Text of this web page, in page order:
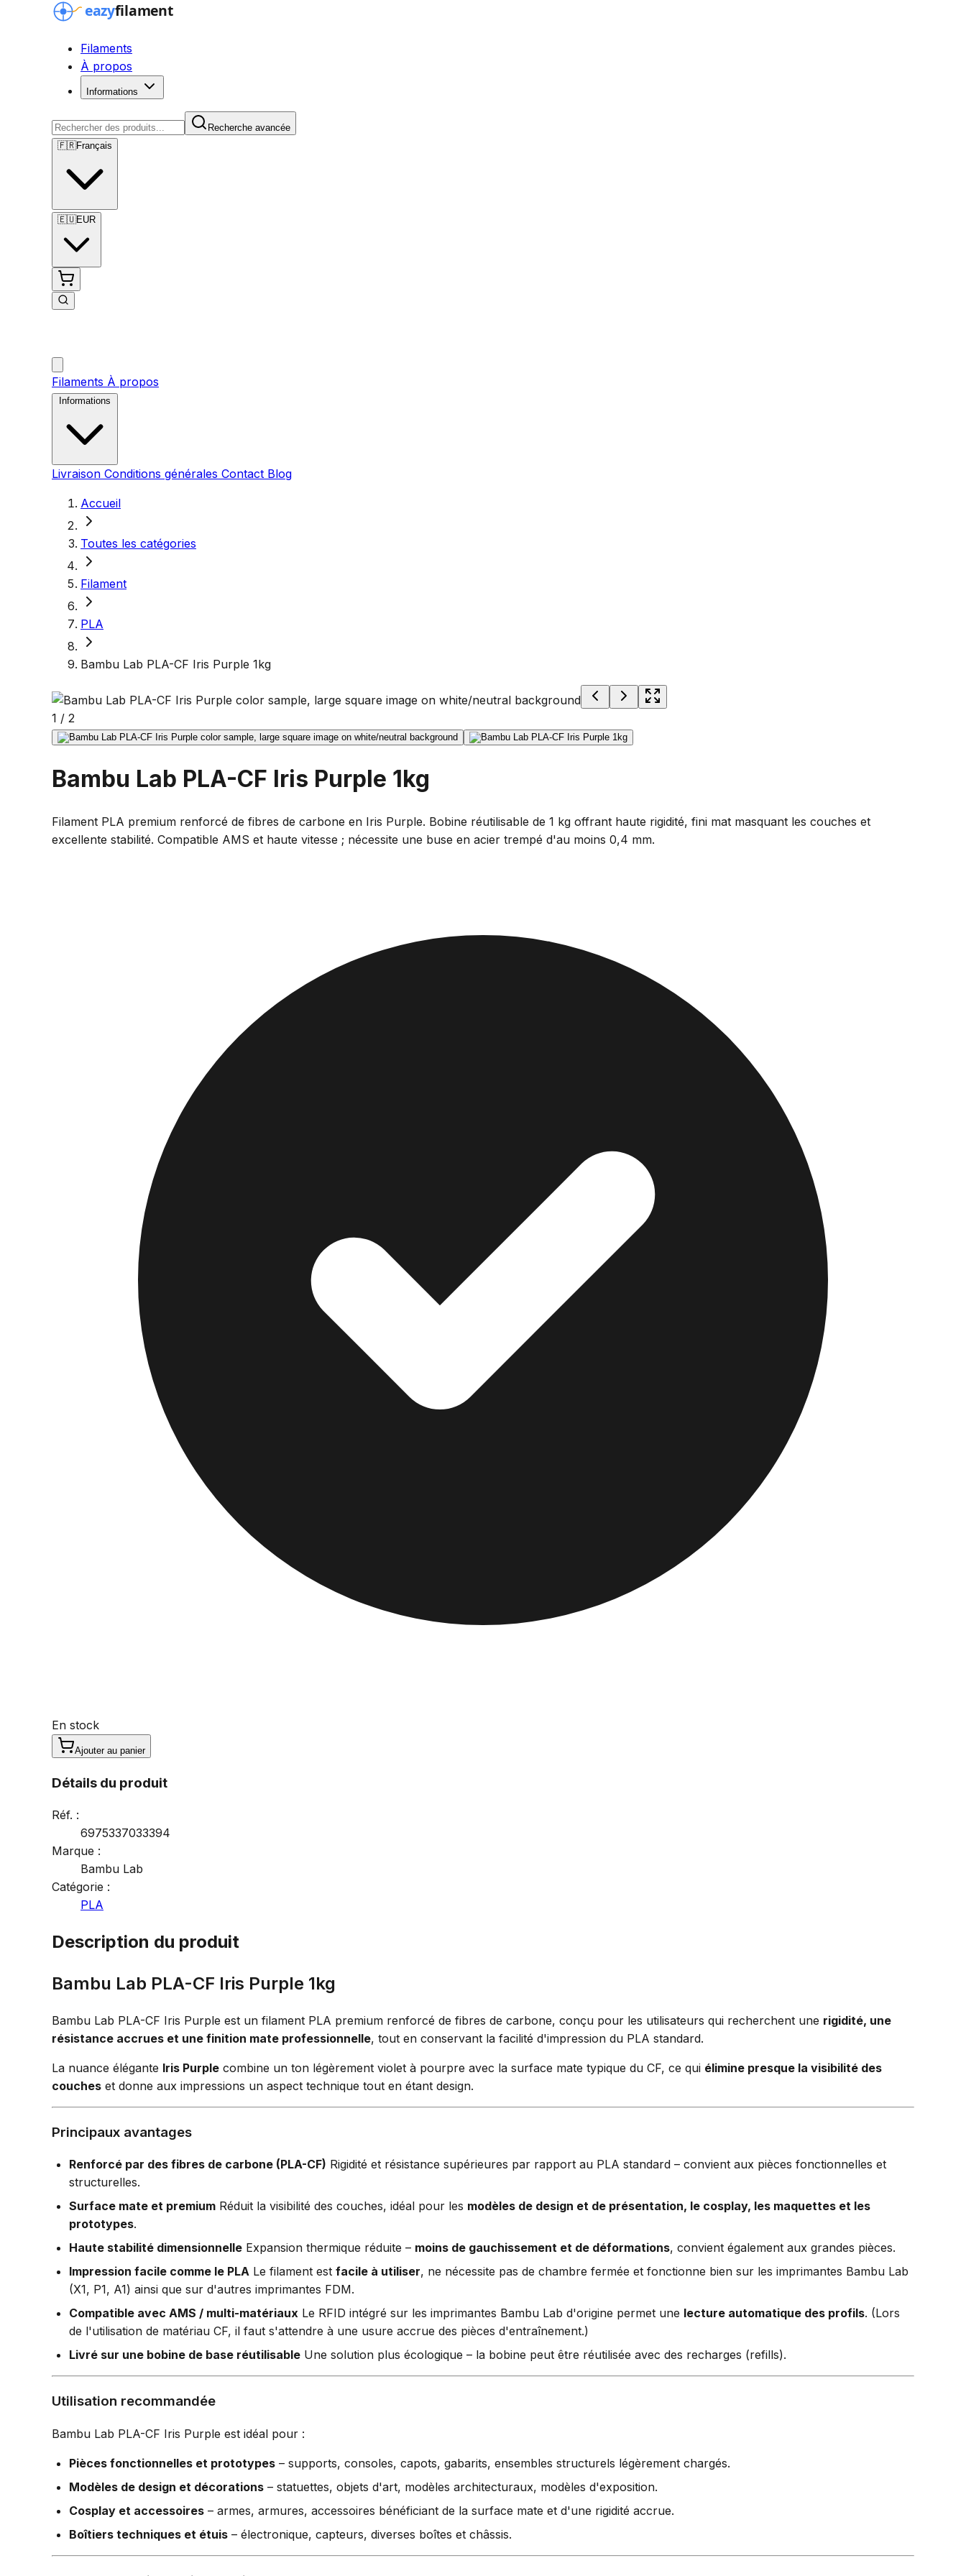
Filaments
À propos
Informations
Recherche avancée
🇫🇷Français
🇪🇺EUR
Filaments À propos
Livraison Conditions générales Contact Blog
Accueil
Toutes les catégories
Filament
PLA
Bambu Lab PLA-CF Iris Purple 1kg
1 / 2
Bambu Lab PLA-CF Iris Purple 1kg
Filament PLA premium renforcé de fibres de carbone en Iris Purple. Bobine réutilisable de 1 kg offrant haute rigidité, fini mat masquant les couches et
excellente stabilité. Compatible AMS et haute vitesse ; nécessite une buse en acier trempé d'au moins 0,4 mm.
En stock
Ajouter au panier
Détails du produit
Réf. :
6975337033394
Marque :
Bambu Lab
Catégorie :
PLA
Description du produit
Bambu Lab PLA-CF Iris Purple 1kg
Bambu Lab PLA-CF Iris Purple est un filament PLA premium renforcé de fibres de carbone, conçu pour les utilisateurs qui recherchent une rigidité, une
résistance accrues et une finition mate professionnelle, tout en conservant la facilité d'impression du PLA standard.
La nuance élégante Iris Purple combine un ton légèrement violet à pourpre avec la surface mate typique du CF, ce qui élimine presque la visibilité des
couches et donne aux impressions un aspect technique tout en étant design.
Principaux avantages
Renforcé par des fibres de carbone (PLA-CF) Rigidité et résistance supérieures par rapport au PLA standard – convient aux pièces fonctionnelles et
structurelles.
Surface mate et premium Réduit la visibilité des couches, idéal pour les modèles de design et de présentation, le cosplay, les maquettes et les
prototypes.
Haute stabilité dimensionnelle Expansion thermique réduite – moins de gauchissement et de déformations, convient également aux grandes pièces.
Impression facile comme le PLA Le filament est facile à utiliser, ne nécessite pas de chambre fermée et fonctionne bien sur les imprimantes Bambu Lab
(X1, P1, A1) ainsi que sur d'autres imprimantes FDM.
Compatible avec AMS / multi-matériaux Le RFID intégré sur les imprimantes Bambu Lab d'origine permet une lecture automatique des profils. (Lors
de l'utilisation de matériau CF, il faut s'attendre à une usure accrue des pièces d'entraînement.)
Livré sur une bobine de base réutilisable Une solution plus écologique – la bobine peut être réutilisée avec des recharges (refills).
Utilisation recommandée
Bambu Lab PLA-CF Iris Purple est idéal pour :
Pièces fonctionnelles et prototypes – supports, consoles, capots, gabarits, ensembles structurels légèrement chargés.
Modèles de design et décorations – statuettes, objets d'art, modèles architecturaux, modèles d'exposition.
Cosplay et accessoires – armes, armures, accessoires bénéficiant de la surface mate et d'une rigidité accrue.
Boîtiers techniques et étuis – électronique, capteurs, diverses boîtes et châssis.